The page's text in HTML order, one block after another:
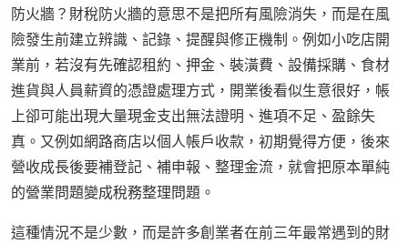
防火牆？財稅防火牆的意思不是把所有風險消失，而是在風
險發生前建立辨識、記錄、提醒與修正機制。例如小吃店開
業前，若沒有先確認租約、押金、裝潢費、設備採購、食材
進貨與人員薪資的憑證處理方式，開業後看似生意很好，帳
上卻可能出現大量現金支出無法證明、進項不足、盈餘失
真。又例如網路商店以個人帳戶收款，初期覺得方便，後來
營收成長後要補登記、補申報、整理金流，就會把原本單純
的營業問題變成稅務整理問題。
這種情況不是少數，而是許多創業者在前三年最常遇到的財